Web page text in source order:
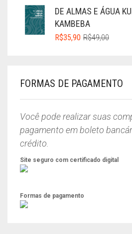
ORIGINAL
ERA:
R$30,00.
É:
R$15,00.
DE ALMAS E ÁGUA
KAMBEBA
R$49,00O
R$35,90
O
FORMAS DE PAGAMENTO
Você pode realizar suas
pagamento em boleto
crédito.
Site seguro com certificado digital
Formas de pagamento